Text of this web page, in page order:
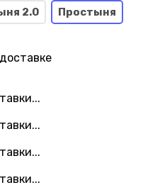
2.0 Простыня